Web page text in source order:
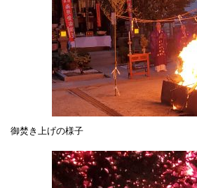
御焚き上げの様子